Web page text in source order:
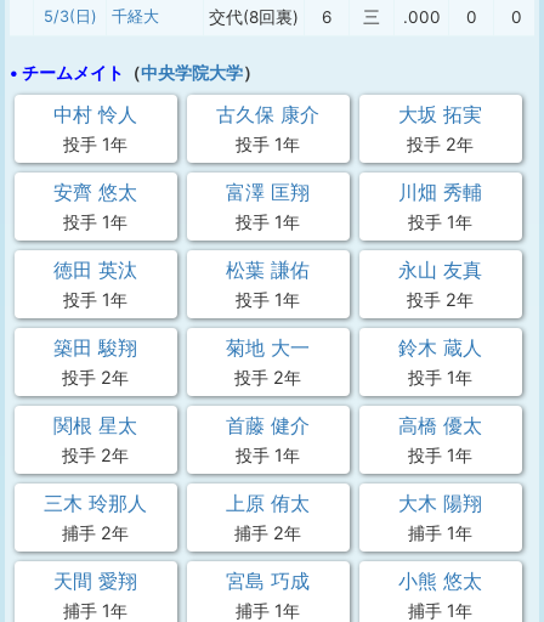
5/3(日) 千経大 交代(8回裏) 6 三 .000 0 0
• チームメイト （中央学院大学）
中村 怜人
投手 1年
古久保 康介
投手 1年
大坂 拓実
投手 2年
安齊 悠太
投手 1年
富澤 匡翔
投手 1年
川畑 秀輔
投手 1年
徳田 英汰
投手 1年
松葉 謙佑
投手 1年
永山 友真
投手 2年
築田 駿翔
投手 2年
菊地 大一
投手 2年
鈴木 蔵人
投手 1年
関根 星太
投手 2年
首藤 健介
投手 1年
高橋 優太
投手 1年
三木 玲那人
捕手 2年
上原 侑太
捕手 2年
大木 陽翔
捕手 1年
天間 愛翔
捕手 1年
宮島 巧成
捕手 1年
小熊 悠太
捕手 1年